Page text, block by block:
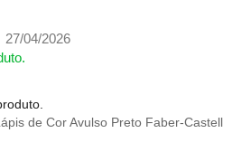
27/04/2026
de Cor Avulso Preto Faber-Castell